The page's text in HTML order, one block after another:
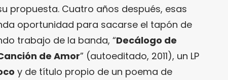
propuesta. Cuatro años después, esas
oportunidad para sacarse el tapón de
trabajo de la banda, “Decálogo de
de Amor” (autoeditado, 2011), un LP
y de título propio de un poema de